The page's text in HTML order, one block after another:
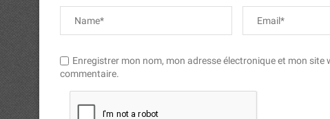
Enregistrer mon nom, mon adresse électronique et mon
commentaire.